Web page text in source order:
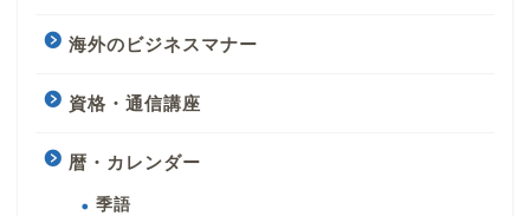
海外のビジネスマナー
資格・通信講座
暦・カレンダー
季語